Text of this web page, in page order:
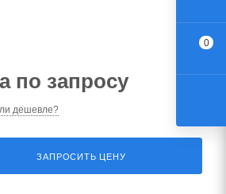
по запросу
дешевле?
ЗАПРОСИТЬ ЦЕНУ
0